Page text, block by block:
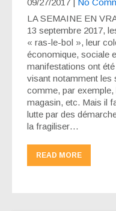
LA SEMAINE EN
13 septembre 2017,
« ras-le-bol », leur
économique, sociale
manifestations ont été
visant notamment les
comme, par
magasin, etc. Mais il
lutte par des
la fragiliser…
READ MORE